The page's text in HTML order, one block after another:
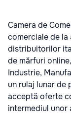
Camera de
comerciale de
distribuitorilor
de mărfuri
Industrie,
un rulaj lunar de
acceptă oferte
intermediul unor